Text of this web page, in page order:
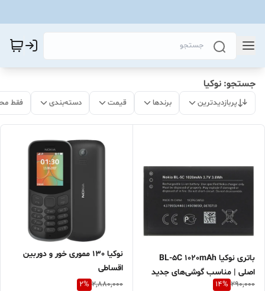
جستجو: نوکیا
پربازدیدترین برندها قیمت دسته‌بندی فقط
باتری نوکیا BL-5C 1020mAh
اصلی | مناسب گوشی‌های جدید
290,000
14%
نوکیا 130 مموری خور و دوربین
اقساطی
2,880,000
2%